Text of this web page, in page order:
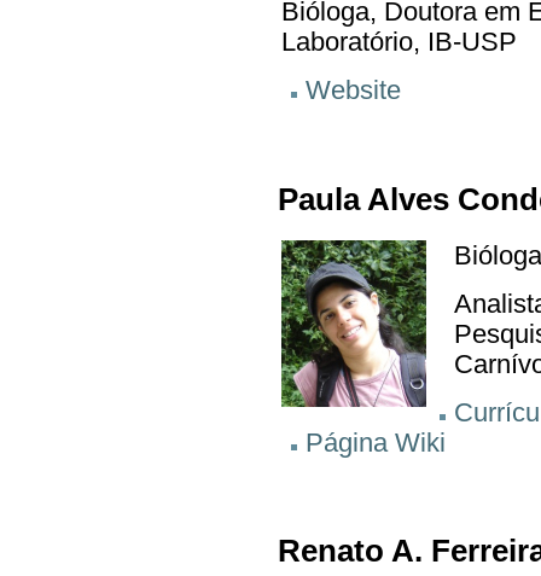
Bióloga, Doutora em
Laboratório, IB-USP
Website
Paula Alves
Página Wiki
Renato A.